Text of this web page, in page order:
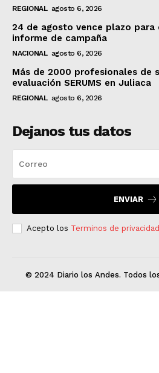
REGIONAL agosto 6, 2026
24 de agosto vence plazo para
informe de campaña
NACIONAL agosto 6, 2026
Más de 2000 profesionales de
evaluación SERUMS en Juliaca
REGIONAL agosto 6, 2026
Dejanos tus datos
ENVIAR
Acepto los Terminos de privacidad
© 2024 Diario los Andes. Todos